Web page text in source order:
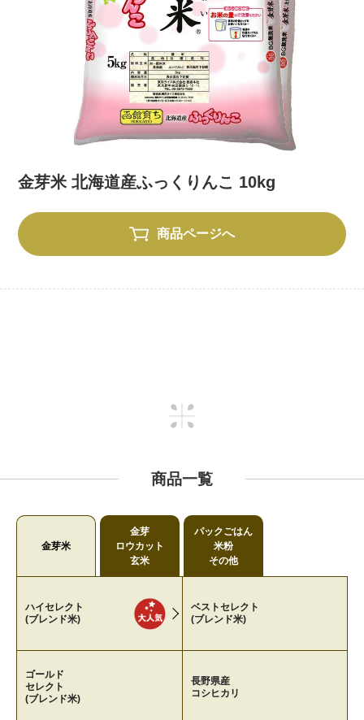
金芽米 北海道産ふっくりんこ 10kg
商品ページへ
商品一覧
金芽米
ハイセレクト
(ブレンド米)
ベストセレクト
(ブレンド米)
ゴールド
セレクト
(ブレンド米)
長野県産
コシヒカリ
金芽
ロウカット
玄米
パックごはん
米粉
その他